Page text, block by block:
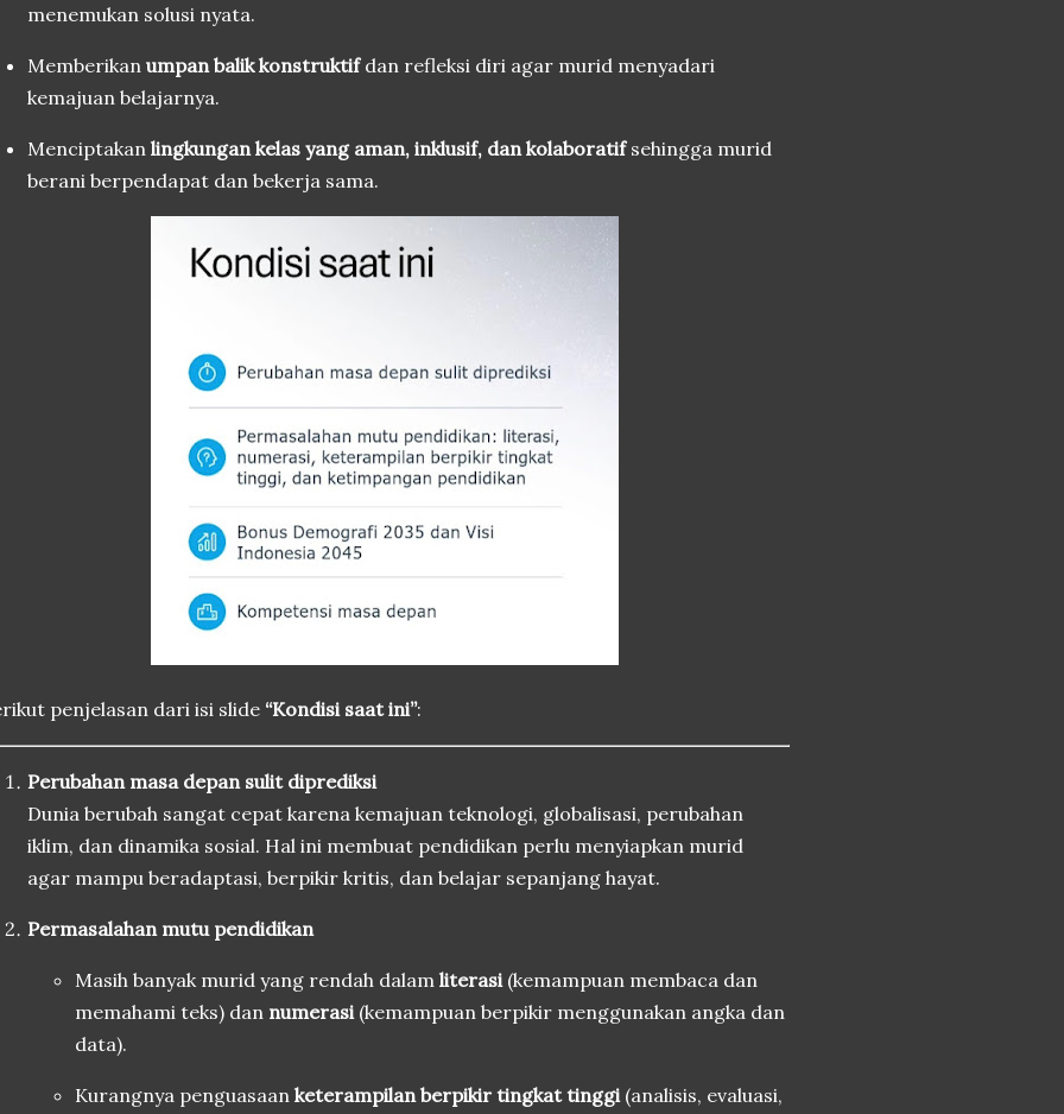
menemukan solusi nyata.
Memberikan umpan balik konstruktifdan refleksi diri agar murid menyadari
kemajuan belajarnya.
Menciptakan lingkungan kelas yang aman, inklusif, dan kolaboratifsehingga murid
berani berpendapat dan bekerja sama.
penjelasan dari isi slide “Kondisi saat ini”:
Perubahan masa depan sulit diprediksi
Dunia berubah sangat cepat karena kemajuan teknologi, globalisasi, perubahan
iklim, dan dinamika sosial. Hal ini membuat pendidikan perlu menyiapkan murid
agar mampu beradaptasi, berpikir kritis, dan belajar sepanjang hayat.
Permasalahan mutu pendidikan
Masih banyak murid yang rendah dalam literasi(kemampuan membaca dan
memahami teks) dan numerasi(kemampuan berpikir menggunakan angka dan
data).
Kurangnya penguasaan keterampilan berpikir tingkat tinggi(analisis, evaluasi,